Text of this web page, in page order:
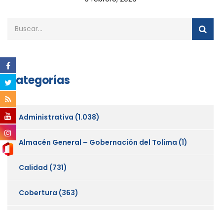
Categorías
Administrativa (1.038)
Almacén General – Gobernación del Tolima (1)
Calidad (731)
Cobertura (363)